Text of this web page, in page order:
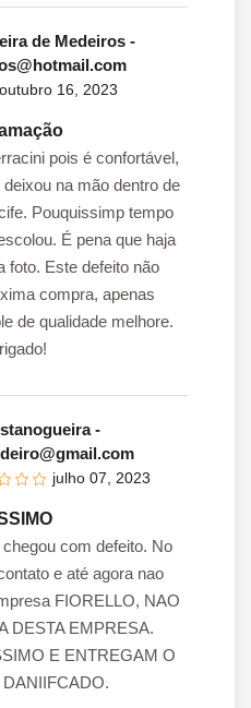
de Medeiros -
outubro 16, 2023
pois é confortável,
na mão dentro de
Pouquissimp tempo
É pena que haja
foto. Este defeito não
compra, apenas
de qualidade melhore.
-
julho 07, 2023
com defeito. No
e até agora nao
FIORELLO, NAO
DESTA EMPRESA.
E ENTREGAM O